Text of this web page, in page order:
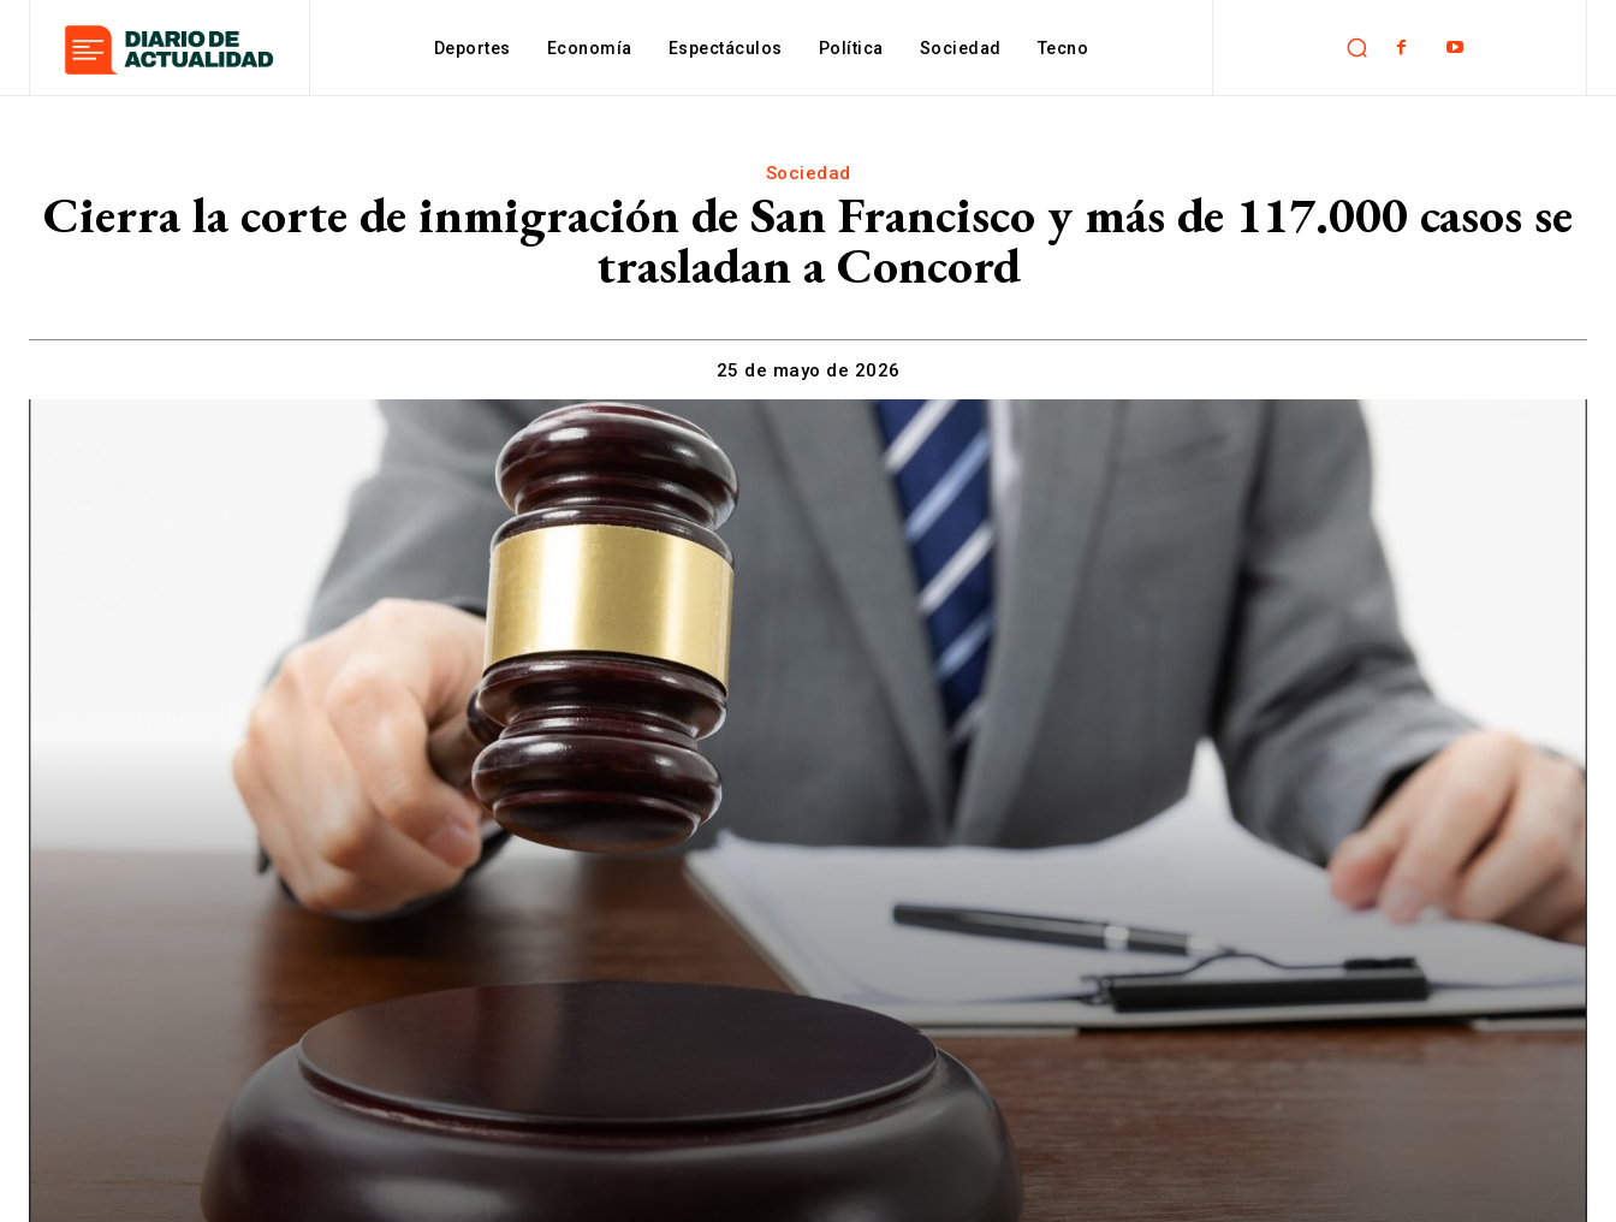
Deportes Economía Espectáculos Política Sociedad Tecno
Sociedad
Cierra la corte de inmigración de San Francisco y más de 117.000 casos se
trasladan a Concord
25 de mayo de 2026